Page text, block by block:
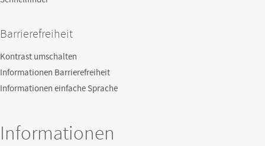
Barrierefreiheit
Kontrast umschalten
Informationen Barrierefreiheit
Informationen einfache Sprache
Informationen